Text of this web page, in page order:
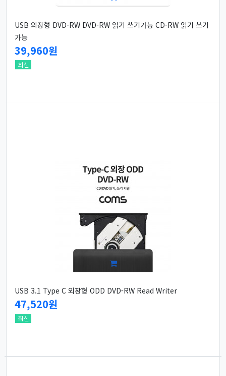
USB 외장형 DVD-RW DVD-RW 읽기 쓰기가능 CD-RW 읽기 쓰기
가능
39,960원
최신
USB 3.1 Type C 외장형 ODD DVD-RW Read Writer
47,520원
최신